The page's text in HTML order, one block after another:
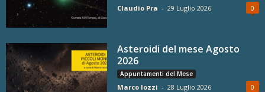
Claudio Pra - 29 Luglio 2026 0
Asteroidi del mese Agosto
2026
Appuntamenti del Mese
Marco Iozzi - 28 Luglio 2026 0